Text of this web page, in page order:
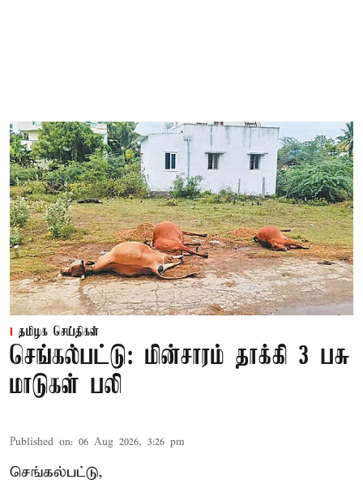
தமிழக செய்திகள்
செங்கல்பட்டு: மின்சாரம் தாக்கி 3 பசு
மாடுகள் பலி
Published on: 06 Aug 2026, 3:26 pm
செங்கல்பட்டு,